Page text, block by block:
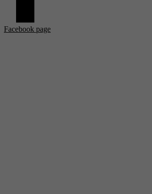
Facebook page